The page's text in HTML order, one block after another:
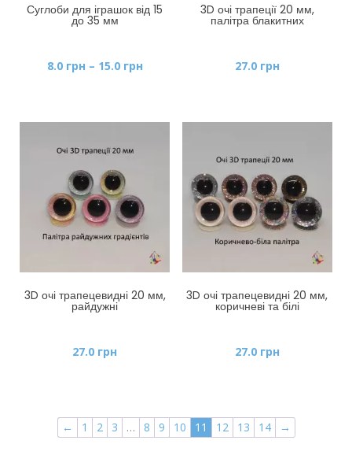
Суглоби для іграшок від 15
до 35 мм
8.0 грн – 15.0 грнДіапазон
8.0 грн
3D очі трапеції 20 мм,
палітра блакитних
27.0 грн
3D очі трапецевидні 20 мм,
райдужні
27.0 грн
3D очі трапецевидні 20 мм,
коричневі та білі
27.0 грн
← 1 2 3 … 8 9 10 11 12 13 14 →